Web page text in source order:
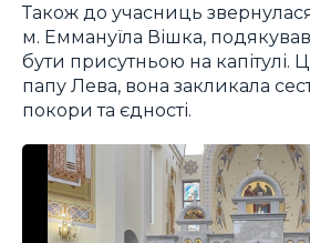
Також до учасниць
м. Еммануїла Вішка,
бути присутньою на капітулі.
папу Лева, вона закликала
покори та єдності.